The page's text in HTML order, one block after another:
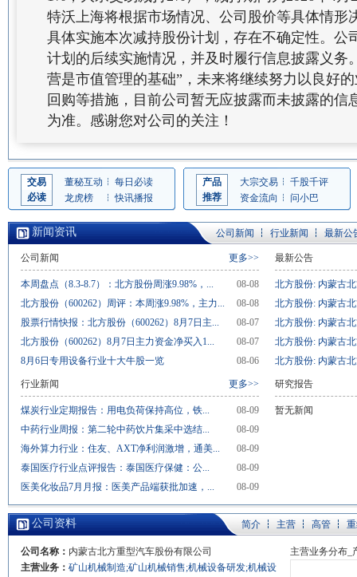
特沃上海将根据市场情况、公司股价等具体情形
具体实施本次减持股份计划，存在不确定性。公
计划的后续实施情况，并及时履行信息披露义务
营是市值管理的基础”，未来将继续努力以良好
回购等措施，目前公司暂无应披露而未披露的信
为准。感谢您对公司的关注！
交易
必读
董秘互动
每日必读
龙虎榜
快讯播报
产品
推荐
大宗交易
千股千评
资金流向
问小巴
新闻资讯 公司新闻 行业新闻 最新公
更多>>
公司新闻
08-08
本周盘点（8.3-8.7）：北方股份周涨9.98%，...
08-08
北方股份（600262）周评：本周涨9.98%，主力...
08-07
股票行情快报：北方股份（600262）8月7日主...
08-07
北方股份（600262）8月7日主力资金净买入1...
08-06
8月6日专用设备行业十大牛股一览
更多>>
行业新闻
08-09
煤炭行业定期报告：用电负荷保持高位，铁...
08-09
中药行业周报：第二轮中药饮片集采中选结...
08-09
海外算力行业：住友、AXT净利润激增，通美...
08-09
泰国医疗行业点评报告：泰国医疗保健：公...
08-09
医美化妆品7月月报：医美产品端获批加速，...
最新公告
北方股份: 内蒙古
北方股份: 内蒙古
北方股份: 内蒙古
北方股份: 内蒙古
北方股份: 内蒙古
研究报告
暂无新闻
公司资料 简介 主营 高管
公司名称： 内蒙古北方重型汽车股份有限公司
主营业务： 矿山机械制造;矿山机械销售;机械设备研发;机械设
主营业务分布_